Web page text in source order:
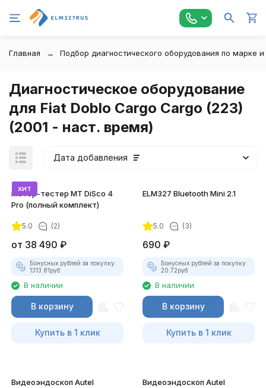
Главная Подбор диагностического оборудования по марке
Диагностическое оборудование
для Fiat Doblo Cargo Cargo (223)
(2001 - наст. время)
Дата добавления
хит
Мотор-тестер MT DiSco 4
Pro (полный комплект)
5.0 (2)
от 38 490 ₽
Бонусных рублей за покупку:
1313.81руб.
В наличии
В корзину
Купить в 1 клик
ELM327 Bluetooth Mini 2.1
5.0 (3)
690 ₽
Бонусных рублей за покупку:
20.72руб.
В наличии
В корзину
Купить в 1 клик
Видеоэндоскоп Autel
Видеоэндоскоп Autel